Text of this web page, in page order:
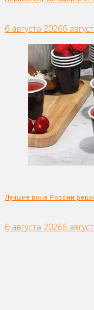
6 августа 20266
Лучшие вина России
6 августа 20266